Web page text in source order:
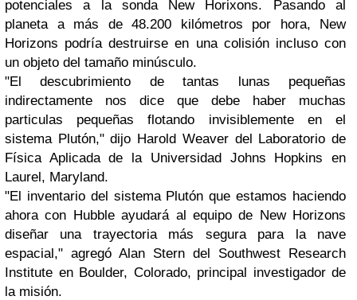
potenciales a la sonda New Horixons. Pasando al
planeta a más de 48.200 kilómetros por hora, New
Horizons podría destruirse en una colisión incluso con
un objeto del tamaño minúsculo.
"El descubrimiento de tantas lunas pequeñas
indirectamente nos dice que debe haber muchas
particulas pequeñas flotando invisiblemente en el
sistema Plutón," dijo Harold Weaver del Laboratorio de
Física Aplicada de la Universidad Johns Hopkins en
Laurel, Maryland.
"El inventario del sistema Plutón que estamos haciendo
ahora con Hubble ayudará al equipo de New Horizons
diseñar una trayectoria más segura para la nave
espacial," agregó Alan Stern del Southwest Research
Institute en Boulder, Colorado, principal investigador de
la misión.